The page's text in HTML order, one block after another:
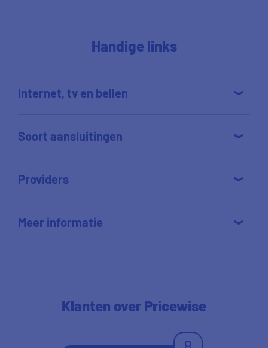
Handige links
Internet, tv en bellen
Soort aansluitingen
Providers
Meer informatie
Klanten over Pricewise